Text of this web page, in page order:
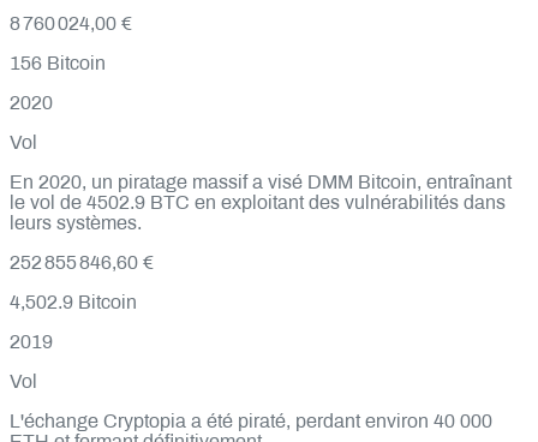
8 760 024,00 €
156 Bitcoin
2020
Vol
En 2020, un piratage massif a visé DMM Bitcoin, entraînant
le vol de 4502.9 BTC en exploitant des vulnérabilités dans
leurs systèmes.
252 855 846,60 €
4,502.9 Bitcoin
2019
Vol
L'échange Cryptopia a été piraté, perdant environ 40 000